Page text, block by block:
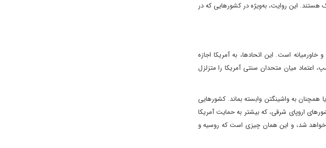
هستند. این روایت، به‌ویژه در کشورهایی که در
است. این اتحادها، به آمریکا اجازه
اعتماد میان متحدان سنتی آمریکا را متزلزل
همچنان به واشینگتن وابسته بماند. کشورهایی
اروپای شرقی، که بیشتر به حمایت آمریکا
خواهد شد، و این همان چیزی است که روسیه و